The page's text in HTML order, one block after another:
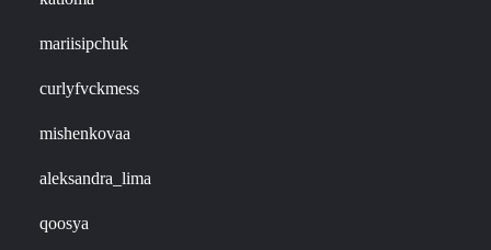
mariisipchuk
curlyfvckmess
mishenkovaa
aleksandra_lima
qoosya